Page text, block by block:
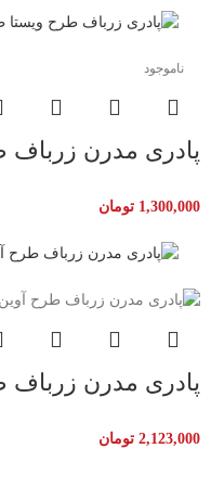
ناموجود
پادری مدرن زرباف
1,300,000 تومان
پادری مدرن زرباف
2,123,000 تومان